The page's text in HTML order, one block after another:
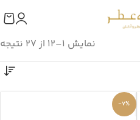
نمایش 1–12 از 27 نتیجه
-7%